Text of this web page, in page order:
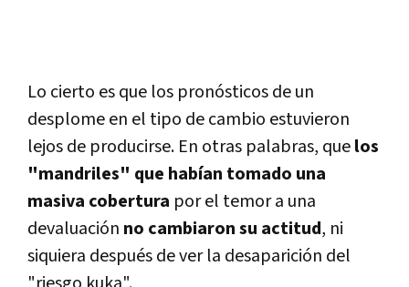
Lo cierto es que los pronósticos de un
desplome en el tipo de cambio estuvieron
lejos de producirse. En otras palabras, quelos
"mandriles" que habían tomado una
masiva cobertura por el temor a una
devaluación no cambiaron su actitud, ni
siquiera después de ver la desaparición del